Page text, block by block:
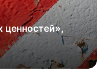
ценностей»,